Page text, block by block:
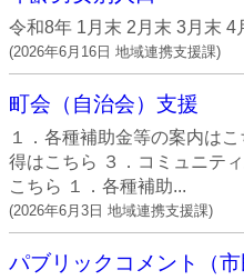
令和8年 1月末 2月末 3月末 4
(2026年6月16日 地域連携支援課)
町会（自治会）支援
１．各種補助金等の案内は
得はこちら ３．コミュニテ
こちら １．各種補助...
(2026年6月3日 地域連携支援課)
パブリックコメント（市